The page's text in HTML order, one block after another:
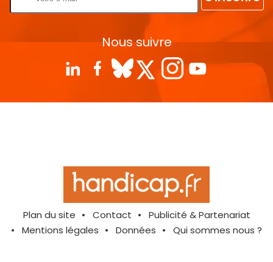
Nous suivre
Plan du site Contact
Publicité & Partenariat
Mentions légales
Données Qui sommes nous ?